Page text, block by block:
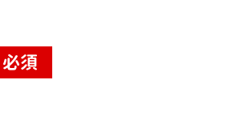
必須